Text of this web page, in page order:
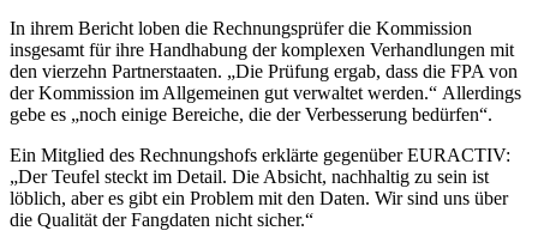
In ihrem Bericht loben die Rechnungsprüfer die Kommission
insgesamt für ihre Handhabung der komplexen Verhandlungen mit
den vierzehn Partnerstaaten. „Die Prüfung ergab, dass die FPA von
der Kommission im Allgemeinen gut verwaltet werden.“ Allerdings
gebe es „noch einige Bereiche, die der Verbesserung bedürfen“.
Ein Mitglied des Rechnungshofs erklärte gegenüber EURACTIV:
„Der Teufel steckt im Detail. Die Absicht, nachhaltig zu sein ist
löblich, aber es gibt ein Problem mit den Daten. Wir sind uns über
die Qualität der Fangdaten nicht sicher.“